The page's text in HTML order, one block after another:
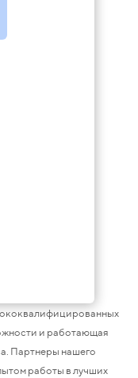
и работающая
Партнеры нашего
работы в лучших